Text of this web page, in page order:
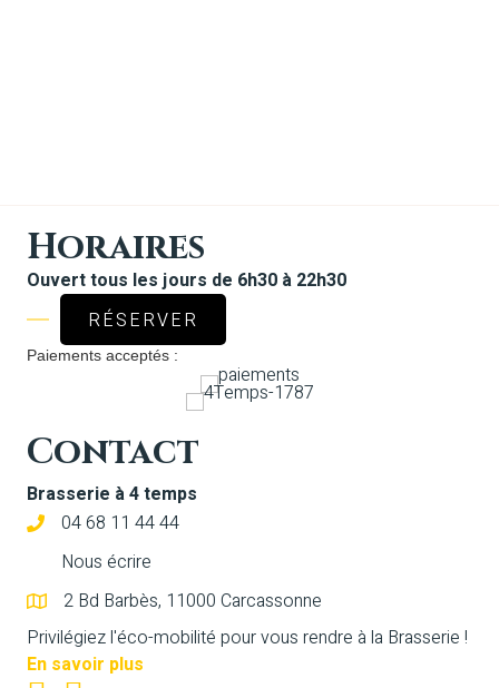
Horaires
Ouvert tous les jours de 6h30 à 22h30
RÉSERVER
Paiements acceptés :
Contact
Brasserie à 4 temps
04 68 11 44 44
Nous écrire
2 Bd Barbès, 11000 Carcassonne
Privilégiez l'éco-mobilité pour vous rendre à la Brasserie !
En savoir plus